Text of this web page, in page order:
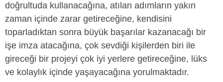
doğrultuda kullanacağına, atılan adımların yakın
zaman içinde zarar getireceğine, kendisini
toparladıktan sonra büyük başarılar kazanacağı bir
işe imza atacağına, çok sevdiği kişilerden biri ile
gireceği bir projeyi çok iyi yerlere getireceğine, lüks
ve kolaylık içinde yaşayacağına yorulmaktadır.